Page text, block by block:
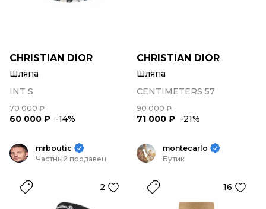
CHRISTIAN DIOR
Шляпа
INT S
70 000 ₽
60 000 ₽ -14%
CHRISTIAN DIOR
Шляпа
CENTIMETERS 57
90 000 ₽
71 000 ₽ -21%
mrboutic
Частный продавец
2
montecarlo
Бутик
16